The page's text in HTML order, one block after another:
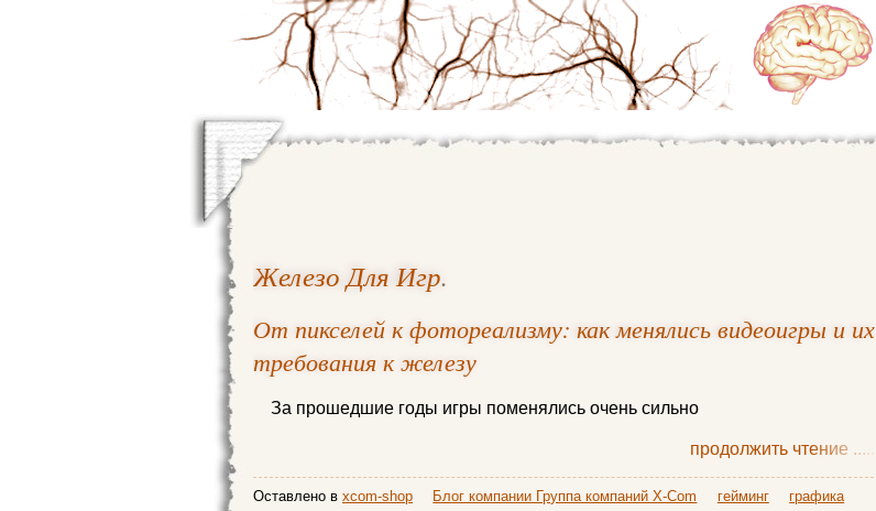
Железо Для Игр.
От пикселей к фотореализму: как менялись видеоигры и их
требования к железу
За прошедшие годы игры поменялись очень сильно
продолжить чтение ......
Оставлено в xcom-shop Блог компании Группа компаний X-Com гейминг
графика